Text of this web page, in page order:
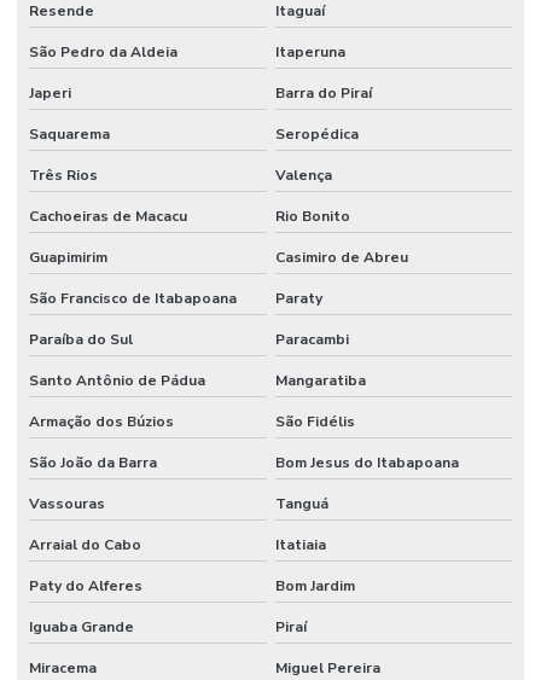
Resende Itaguaí
São Pedro da Aldeia Itaperuna
Japeri Barra do Piraí
Saquarema Seropédica
Três Rios Valença
Cachoeiras de Macacu Rio Bonito
Guapimirim Casimiro de Abreu
São Francisco de Itabapoana Paraty
Paraíba do Sul Paracambi
Santo Antônio de Pádua Mangaratiba
Armação dos Búzios São Fidélis
São João da Barra Bom Jesus do Itabapoana
Vassouras Tanguá
Arraial do Cabo Itatiaia
Paty do Alferes Bom Jardim
Iguaba Grande Piraí
Miracema Miguel Pereira